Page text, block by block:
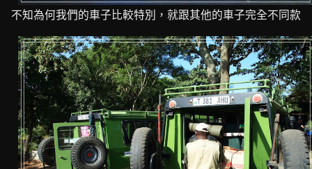
不知為何我們的車子比較特別，就跟其他的車子完全不同款